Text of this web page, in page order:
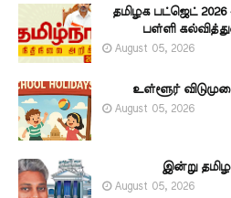
தமிழக பட்ஜெட்
பள்ளி
August 05, 2026
உள்ளூர்
August 05, 2026
இன்று
August 05, 2026